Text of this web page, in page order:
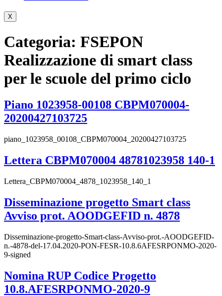
X
Categoria: FSEPON
Realizzazione di smart class
per le scuole del primo ciclo
Piano 1023958-00108 CBPM070004-
20200427103725
piano_1023958_00108_CBPM070004_20200427103725
Lettera CBPM070004 48781023958 140-1
Lettera_CBPM070004_4878_1023958_140_1
Disseminazione progetto Smart class
Avviso prot. AOODGEFID n. 4878
Disseminazione-progetto-Smart-class-Avviso-prot.-AOODGEFID-
n.-4878-del-17.04.2020-PON-FESR-10.8.6AFESRPONMO-2020-
9-signed
Nomina RUP Codice Progetto
10.8.AFESRPONMO-2020-9